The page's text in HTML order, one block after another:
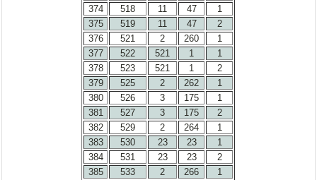
374
518 11 47
1
375
519 11 47
2
376
521 2 260
1
377
522 521 1
1
378
523 521 1
2
379
525 2 262
1
380
526 3 175
1
381
527 3 175
2
382
529 2 264
1
383
530 23 23
1
384
531 23 23
2
385
533 2 266
1